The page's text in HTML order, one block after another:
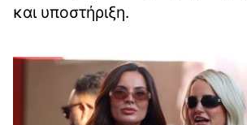
και υποστήριξη.